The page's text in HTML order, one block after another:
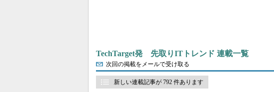
TechTarget発 先取りITトレンド 連載一覧
次回の掲載をメールで受け取る
新しい連載記事が 792 件あります